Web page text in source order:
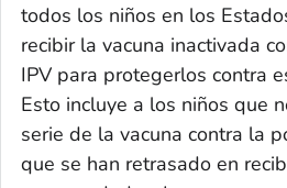
todos los niños en los
recibir la vacuna inactivada
IPV para protegerlos contra
Esto incluye a los niños que
serie de la vacuna contra la
que se han retrasado en